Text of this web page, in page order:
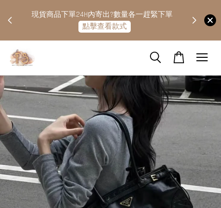
現貨商品下單24H內寄出?數量各一趕緊下單
點擊查看款式